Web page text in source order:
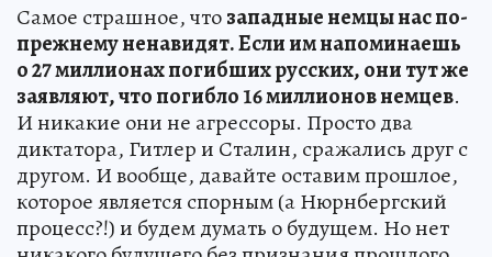
Самое страшное, чтозападные немцы нас по-
прежнему ненавидят. Если им напоминаешь
о 27 миллионах погибших русских, они тут же
заявляют, что погибло 16 миллионов немцев.
И никакие они не агрессоры. Просто два
диктатора, Гитлер и Сталин, сражались друг с
другом. И вообще, давайте оставим прошлое,
которое является спорным (а Нюрнбергский
процесс?!) и будем думать о будущем. Но нет